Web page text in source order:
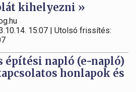
kihelyezni »
15:07 | Utolsó frissítés:
napló (e-napló)
honlapok és